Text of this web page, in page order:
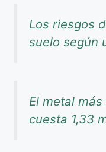
Los riesgos
suelo según
El metal
cuesta 1,33